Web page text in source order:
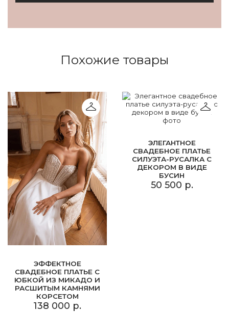
Похожие товары
ЭФФЕКТНОЕ
СВАДЕБНОЕ ПЛАТЬЕ С
ЮБКОЙ ИЗ МИКАДО И
РАСШИТЫМ КАМНЯМИ
КОРСЕТОМ
138 000 р.
ЭЛЕГАНТНОЕ
СВАДЕБНОЕ ПЛАТЬЕ
СИЛУЭТА-РУСАЛКА С
ДЕКОРОМ В ВИДЕ
БУСИН
50 500 р.